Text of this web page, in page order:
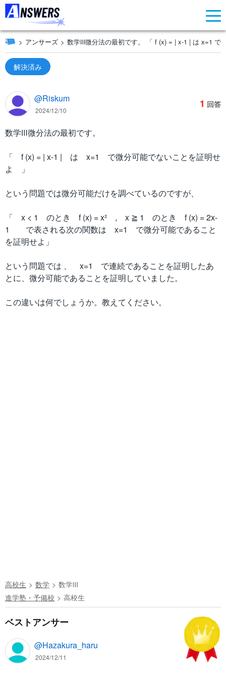
アンサーズ 数学Ⅲ微分法の最初です。 「 f (x) = | x-1 | は x=1 で
解決済み
@Riskum
2024/12/10
1 回答
数学Ⅲ微分法の最初です。
「 f (x) = | x-1 | は x=1 で微分可能でないことを証明せ
よ 」
という問題では微分可能だけを調べているのですが、
「 x < 1 のとき f (x) = x² , x ≧ 1 のとき f (x) = 2x-
1 で表される次の関数は x=1 で微分可能であること
を証明せよ」
という問題では 、 x=1 で連続であることを証明したあ
とに、微分可能であることを証明していました。
この違いは何でしょうか。教えてください。
高校生 数学
数学Ⅲ
進学塾・予備校
高校生
ベストアンサー
@Hazakura_haru
2024/12/11